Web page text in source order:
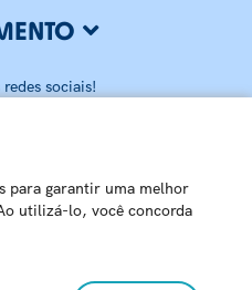
sociais!
LTDA
0001-20
Distribuição – Rua Bahia, 7800
para garantir uma melhor
utilizá-lo, você concorda